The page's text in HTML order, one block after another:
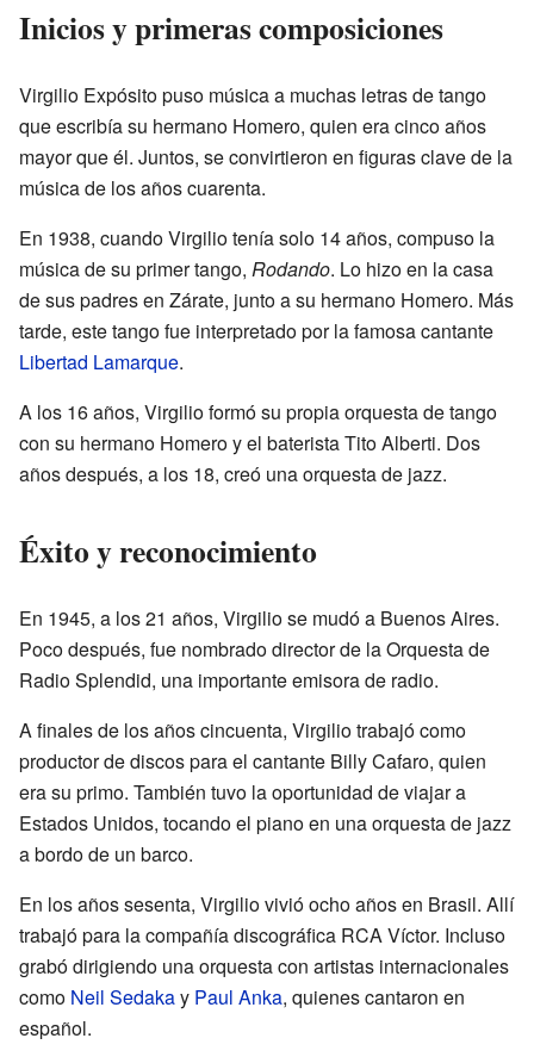
Inicios y primeras composiciones
Virgilio Expósito puso música a muchas letras de tango
que escribía su hermano Homero, quien era cinco años
mayor que él. Juntos, se convirtieron en figuras clave de la
música de los años cuarenta.
En 1938, cuando Virgilio tenía solo 14 años, compuso la
música de su primer tango, Rodando. Lo hizo en la casa
de sus padres en Zárate, junto a su hermano Homero. Más
tarde, este tango fue interpretado por la famosa cantante
Libertad Lamarque.
A los 16 años, Virgilio formó su propia orquesta de tango
con su hermano Homero y el baterista Tito Alberti. Dos
años después, a los 18, creó una orquesta de jazz.
Éxito y reconocimiento
En 1945, a los 21 años, Virgilio se mudó a Buenos Aires.
Poco después, fue nombrado director de la Orquesta de
Radio Splendid, una importante emisora de radio.
A finales de los años cincuenta, Virgilio trabajó como
productor de discos para el cantante Billy Cafaro, quien
era su primo. También tuvo la oportunidad de viajar a
Estados Unidos, tocando el piano en una orquesta de jazz
a bordo de un barco.
En los años sesenta, Virgilio vivió ocho años en Brasil. Allí
trabajó para la compañía discográfica RCA Víctor. Incluso
grabó dirigiendo una orquesta con artistas internacionales
como Neil Sedakay Paul Anka, quienes cantaron en
español.